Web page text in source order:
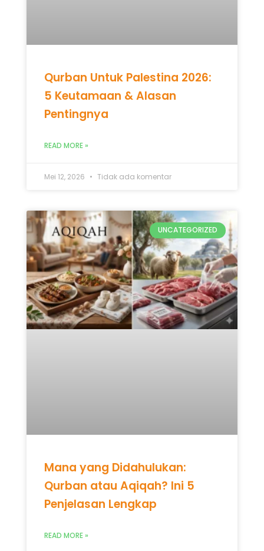
Qurban Untuk Palestina 2026:
5 Keutamaan & Alasan
Pentingnya
READ MORE »
Mei 12, 2026 Tidak ada komentar
UNCATEGORIZED
Mana yang Didahulukan:
Qurban atau Aqiqah? Ini 5
Penjelasan Lengkap
READ MORE »